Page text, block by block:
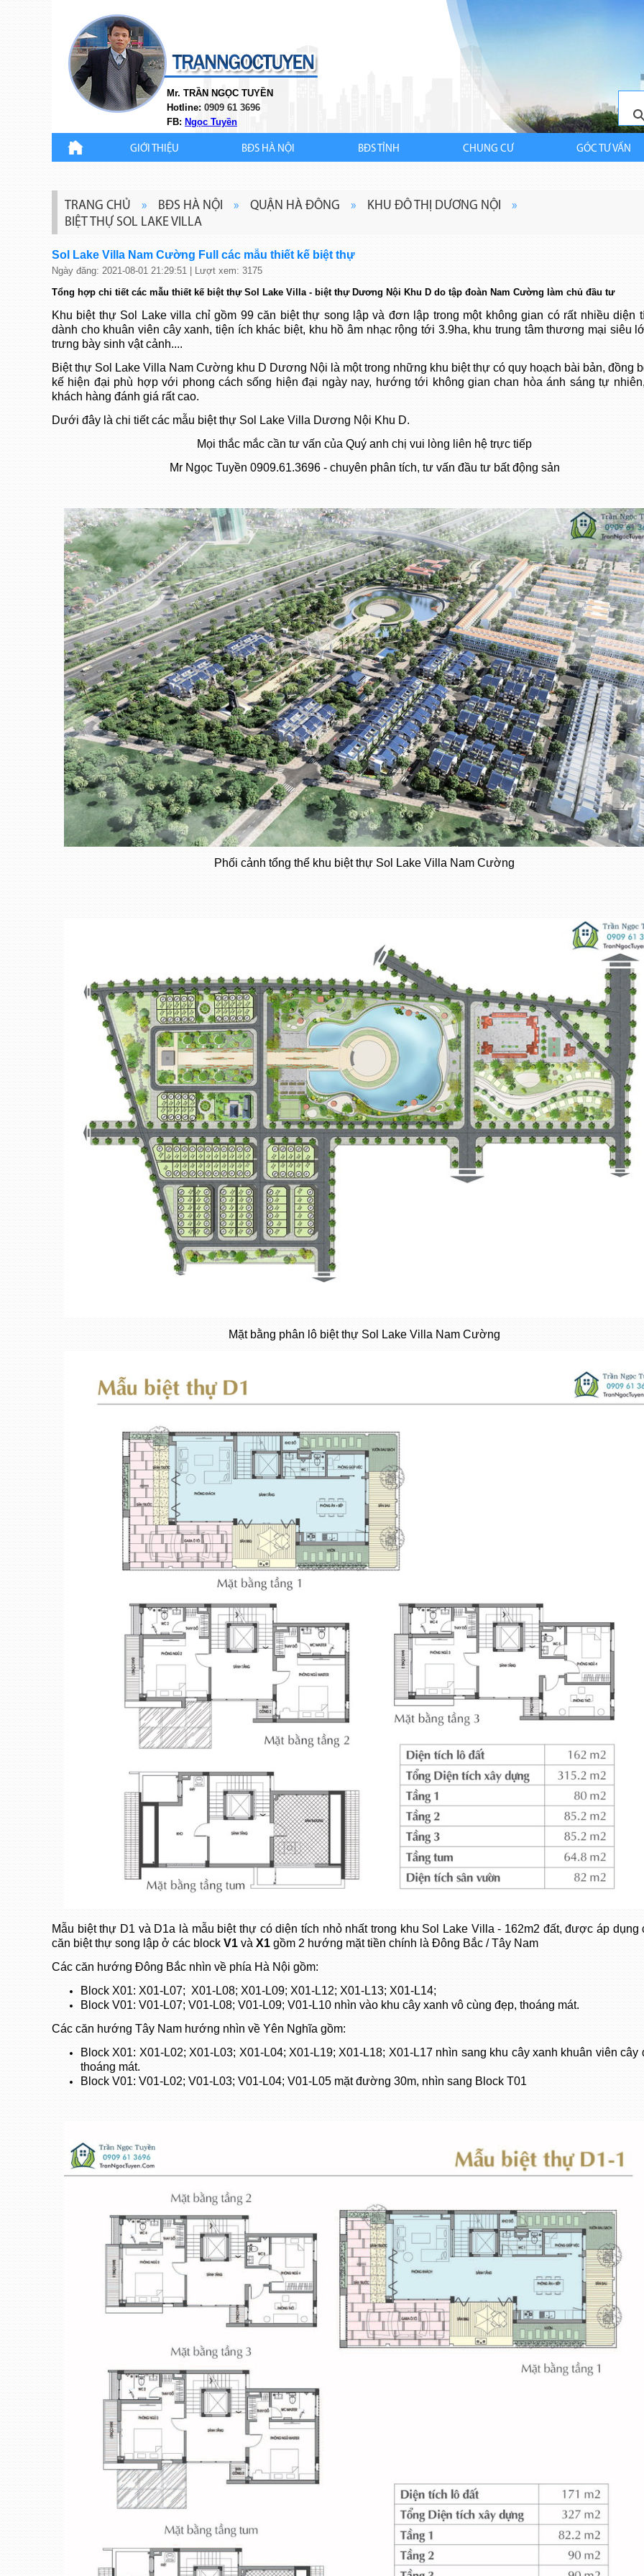
Mr. TRẦN NGỌC TUYỀN
Hotline: 0909 61 3696
FB: Ngọc Tuyền
GIỚI THIỆU BĐS HÀ NỘI BĐS TỈNH CHUNG CƯ GÓC TƯ VẤN
TRANG CHỦ » BĐS HÀ NỘI » QUẬN HÀ ĐÔNG » KHU ĐÔ THỊ DƯƠNG NỘI
»
BIỆT THỰ SOL LAKE VILLA
Sol Lake Villa Nam Cường Full các mẫu thiết kế biệt thự
Ngày đăng: 2021-08-01 21:29:51 | Lượt xem: 3175
Tổng hợp chi tiết các mẫu thiết kế biệt thự Sol Lake Villa - biệt thự Dương Nội Khu D do tập đoàn Nam Cường làm chủ đầu tư
Khu biệt thự Sol Lake villa chỉ gồm 99 căn biệt thự song lập và đơn lập trong một không gian có rất nhiều diện
dành cho khuân viên cây xanh, tiện ích khác biệt, khu hồ âm nhạc rộng tới 3.9ha, khu trung tâm thương mại siêu
trưng bày sinh vật cảnh....
Biệt thự Sol Lake Villa Nam Cường khu D Dương Nội là một trong những khu biệt thự có quy hoạch bài bản, đồng
kế hiện đại phù hợp với phong cách sống hiện đại ngày nay, hướng tới không gian chan hòa ánh sáng tự
khách hàng đánh giá rất cao.
Dưới đây là chi tiết các mẫu biệt thự Sol Lake Villa Dương Nội Khu D.
Mọi thắc mắc cần tư vấn của Quý anh chị vui lòng liên hệ trực tiếp
Mr Ngọc Tuyền 0909.61.3696- chuyên phân tích, tư vấn đầu tư bất động sản
Phối cảnh tổng thể khu biệt thự Sol Lake Villa Nam Cường
Mặt bằng phân lô biệt thự Sol Lake Villa Nam Cường
Mẫu biệt thự D1 và D1a là mẫu biệt thự có diện tích nhỏ nhất trong khu Sol Lake Villa - 162m2 đất, được áp dụng
căn biệt thự song lập ở các block V1 và X1 gồm 2 hướng mặt tiền chính là Đông Bắc / Tây Nam
Các căn hướng Đông Bắc nhìn về phía Hà Nội gồm:
Block X01: X01-L07; X01-L08; X01-L09; X01-L12; X01-L13; X01-L14;
Block V01: V01-L07; V01-L08; V01-L09; V01-L10 nhìn vào khu cây xanh vô cùng đẹp, thoáng mát.
Các căn hướng Tây Nam hướng nhìn về Yên Nghĩa gồm:
Block X01: X01-L02; X01-L03; X01-L04; X01-L19; X01-L18; X01-L17 nhìn sang khu cây xanh khuân viên cây
thoáng mát.
Block V01: V01-L02; V01-L03; V01-L04; V01-L05 mặt đường 30m, nhìn sang Block T01